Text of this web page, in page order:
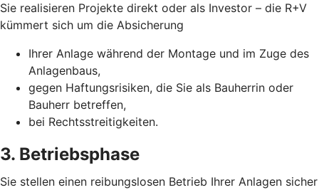
Sie realisieren Projekte direkt oder als Investor – die R+V
kümmert sich um die Absicherung
Ihrer Anlage während der Montage und im Zuge des
Anlagenbaus,
gegen Haftungsrisiken, die Sie als Bauherrin oder
Bauherr betreffen,
bei Rechtsstreitigkeiten.
3. Betriebsphase
Sie stellen einen reibungslosen Betrieb Ihrer Anlagen sicher